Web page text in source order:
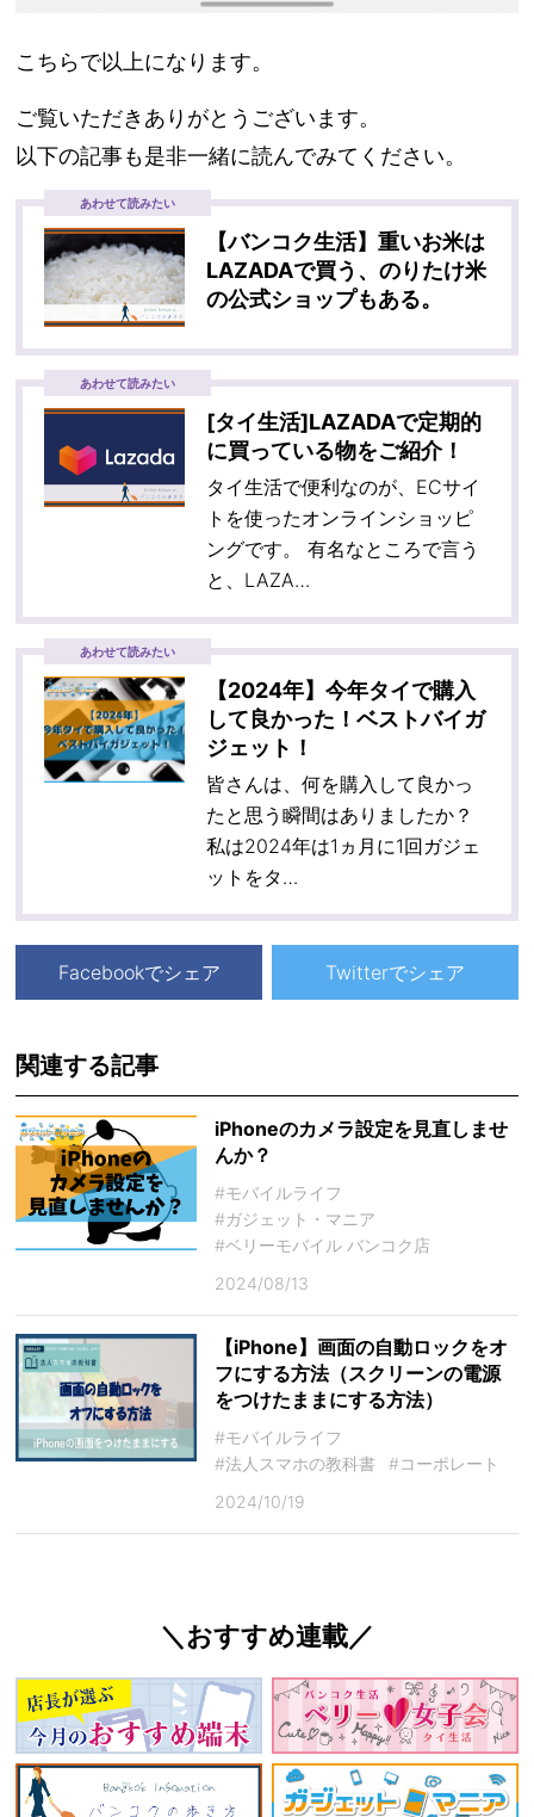
こちらで以上になります。
ご覧いただきありがとうございます。
以下の記事も是非一緒に読んでみてください。
あわせて読みたい
【バンコク生活】重いお米は
LAZADAで買う、のりたけ米
の公式ショップもある。
あわせて読みたい
[タイ生活]LAZADAで定期的
に買っている物をご紹介！
タイ生活で便利なのが、ECサイ
トを使ったオンラインショッピ
ングです。 有名なところで言う
と、LAZA…
あわせて読みたい
【2024年】今年タイで購入
して良かった！ベストバイガ
ジェット！
皆さんは、何を購入して良かっ
たと思う瞬間はありましたか？
私は2024年は1ヵ月に1回ガジェ
ットをタ…
Facebookでシェア Twitterでシェア
関連する記事
iPhoneのカメラ設定を見直しませ
んか？
#モバイルライフ
#ガジェット・マニア
#ベリーモバイル バンコク店
2024/08/13
【iPhone】画面の自動ロックをオ
フにする方法（スクリーンの電源
をつけたままにする方法）
#モバイルライフ
#法人スマホの教科書
#コーポレート
2024/10/19
＼おすすめ連載／